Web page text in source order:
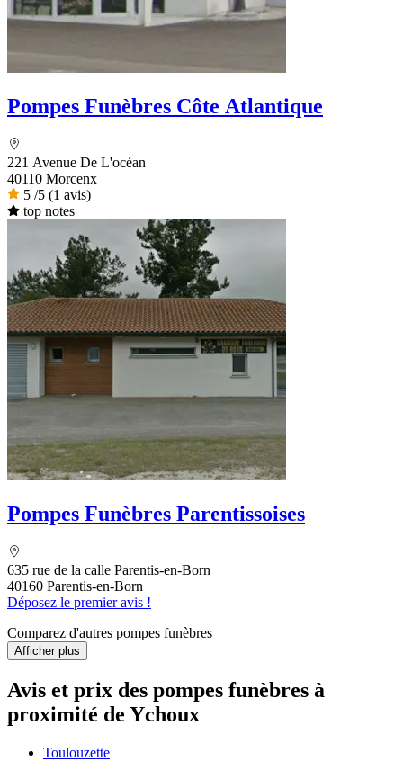
Pompes Funèbres Côte Atlantique
221 Avenue De L'océan
40110 Morcenx
5 /5 (1 avis)
top notes
Pompes Funèbres Parentissoises
635 rue de la calle Parentis-en-Born
40160 Parentis-en-Born
Déposez le premier avis !
Comparez d'autres pompes funèbres
Afficher plus
Avis et prix des pompes funèbres à
proximité de Ychoux
Toulouzette